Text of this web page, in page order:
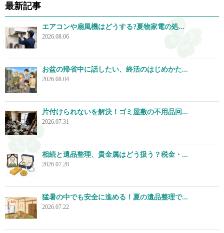
最新記事
エアコンや扇風機はどうする?夏物家電の処...
2026.08.06
お盆の帰省中に話したい、終活のはじめかた...
2026.08.04
片付けられないを解決！ゴミ屋敷の不用品回...
2026.07.31
相続と遺品整理、貴金属はどう扱う？税金・...
2026.07.28
猛暑の中でも安全に進める！夏の遺品整理で...
2026.07.22